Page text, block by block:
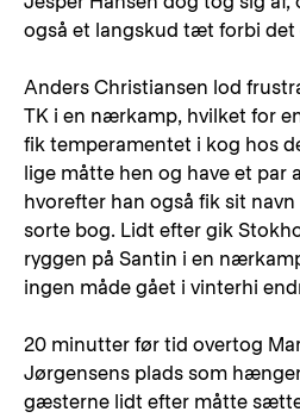
også et langskud tæt forbi det
Anders Christiansen lod
TK i en nærkamp, hvilket for
fik temperamentet i kog hos
lige måtte hen og have et par
hvorefter han også fik sit
sorte bog. Lidt efter gik
ryggen på Santin i en
ingen måde gået i vinterhi
20 minutter før tid overtog
Jørgensens plads som
gæsterne lidt efter måtte